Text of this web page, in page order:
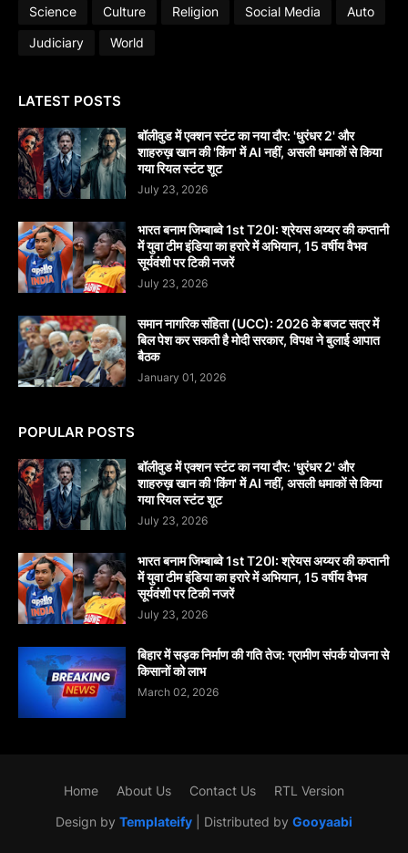
Science
Culture Religion Social Media
Auto
Judiciary
World
LATEST POSTS
बॉलीवुड में एक्शन स्टंट का नया दौर: 'धुरंधर 2' और
शाहरुख़ खान की 'किंग' में AI नहीं, असली धमाकों से किया
गया रियल स्टंट शूट
July 23, 2026
भारत बनाम जिम्बाब्वे 1st T20I: श्रेयस अय्यर की कप्तानी
में युवा टीम इंडिया का हरारे में अभियान, 15 वर्षीय वैभव
सूर्यवंशी पर टिकी नजरें
July 23, 2026
समान नागरिक संहिता (UCC): 2026 के बजट सत्र में
बिल पेश कर सकती है मोदी सरकार, विपक्ष ने बुलाई आपात
बैठक
January 01, 2026
POPULAR POSTS
बॉलीवुड में एक्शन स्टंट का नया दौर: 'धुरंधर 2' और
शाहरुख़ खान की 'किंग' में AI नहीं, असली धमाकों से किया
गया रियल स्टंट शूट
July 23, 2026
भारत बनाम जिम्बाब्वे 1st T20I: श्रेयस अय्यर की कप्तानी
में युवा टीम इंडिया का हरारे में अभियान, 15 वर्षीय वैभव
सूर्यवंशी पर टिकी नजरें
July 23, 2026
बिहार में सड़क निर्माण की गति तेज: ग्रामीण संपर्क योजना से
किसानों को लाभ
March 02, 2026
Design by Templateify | Distributed by Gooyaabi
Home About Us Contact Us RTL Version